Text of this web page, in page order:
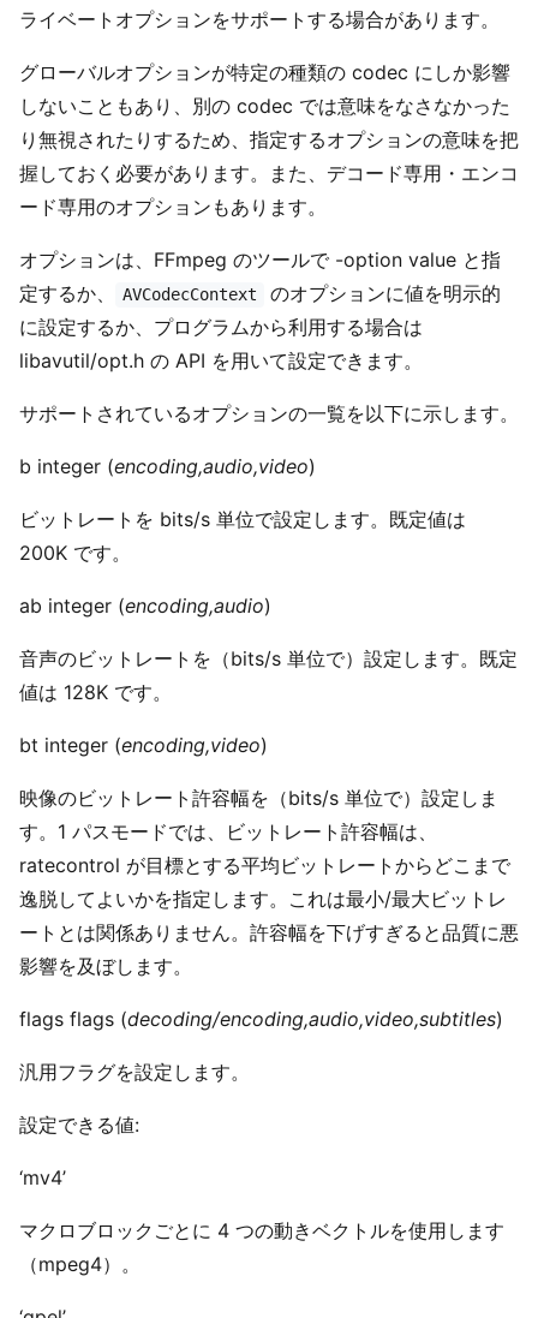
ライベートオプションをサポートする場合があります。
グローバルオプションが特定の種類の codec にしか影響
しないこともあり、別の codec では意味をなさなかった
り無視されたりするため、指定するオプションの意味を把
握しておく必要があります。また、デコード専用・エンコ
ード専用のオプションもあります。
オプションは、FFmpeg のツールで -option value と指
定するか、
AVCodecContext
のオプションに値を明示的
に設定するか、プログラムから利用する場合は
libavutil/opt.h の API を用いて設定できます。
サポートされているオプションの一覧を以下に示します。
b integer (encoding,audio,video)
ビットレートを bits/s 単位で設定します。既定値は
200K です。
ab integer (encoding,audio)
音声のビットレートを（bits/s 単位で）設定します。既定
値は 128K です。
bt integer (encoding,video)
映像のビットレート許容幅を（bits/s 単位で）設定しま
す。1 パスモードでは、ビットレート許容幅は、
ratecontrol が目標とする平均ビットレートからどこまで
逸脱してよいかを指定します。これは最小/最大ビットレ
ートとは関係ありません。許容幅を下げすぎると品質に悪
影響を及ぼします。
flags flags (decoding/encoding,audio,video,subtitles)
汎用フラグを設定します。
設定できる値:
‘mv4’
マクロブロックごとに 4 つの動きベクトルを使用します
（mpeg4）。